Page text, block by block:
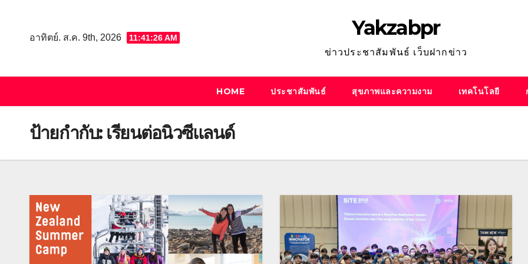
อาทิตย์. ส.ค. 9th, 2026 11:41:26 AM Yakzabpr
ข่าวประชาสัมพันธ์ เว็บฝากข่าว
HOME ประชาสัมพันธ์ สุขภาพและความงาม เทคโนโลยี
ป้ายกำกับ: เรียนต่อนิวซีแลนด์